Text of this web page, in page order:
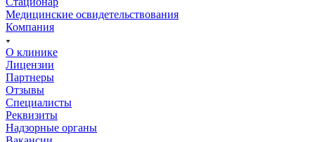
Медицинские освидетельствования
Компания
О клинике
Лицензии
Партнеры
Отзывы
Специалисты
Реквизиты
Надзорные органы